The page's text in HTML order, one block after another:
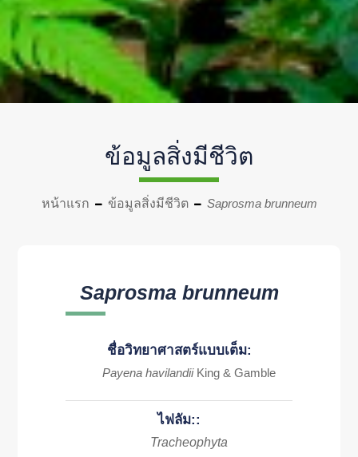
ข้อมูลสิ่งมีชีวิต
หน้าแรก ข้อมูลสิ่งมีชีวิต Saprosma brunneum
Saprosma brunneum
ชื่อวิทยาศาสตร์แบบเต็ม:
Payena havilandii King & Gamble
ไฟลัม::
Tracheophyta